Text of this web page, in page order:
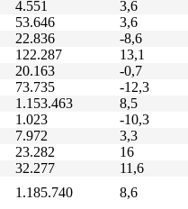
4.551
3,6
53.646
3,6
22.836
-8,6
122.287
13,1
20.163
-0,7
73.735
-12,3
1.153.463
8,5
1.023
-10,3
7.972
3,3
23.282
16
32.277
11,6
1.185.740 8,6